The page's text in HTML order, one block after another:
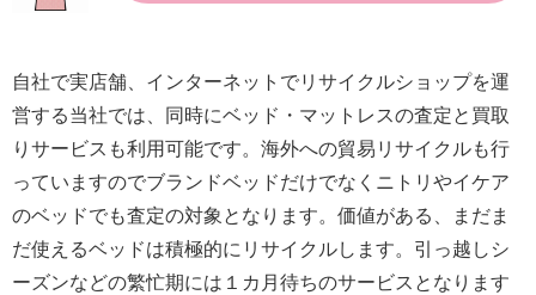
自社で実店舗、インターネットでリサイクルショップを運
営する当社では、同時にベッド・マットレスの査定と買取
りサービスも利用可能です。海外への貿易リサイクルも行
っていますのでブランドベッドだけでなくニトリやイケア
のベッドでも査定の対象となります。価値がある、まだま
だ使えるベッドは積極的にリサイクルします。引っ越しシ
ーズンなどの繁忙期には１カ月待ちのサービスとなります